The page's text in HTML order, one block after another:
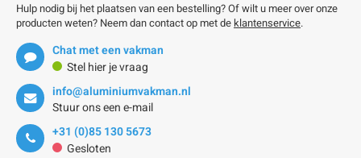
Hulp nodig bij het plaatsen van een bestelling? Of wilt u meer over onze
producten weten? Neem dan contact op met de klantenservice.
Chat met een vakman
Stel hier je vraag
info@aluminiumvakman.nl
Stuur ons een e-mail
+31 (0)85 130 5673
Gesloten